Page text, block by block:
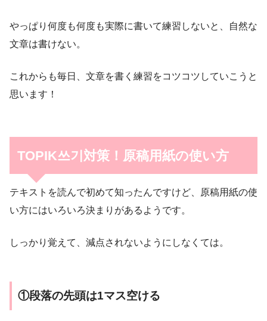
やっぱり何度も何度も実際に書いて練習しないと、自然な
文章は書けない。
これからも毎日、文章を書く練習をコツコツしていこうと
思います！
TOPIK쓰기対策！原稿用紙の使い方
テキストを読んで初めて知ったんですけど、原稿用紙の使
い方にはいろいろ決まりがあるようです。
しっかり覚えて、減点されないようにしなくては。
①段落の先頭は1マス空ける